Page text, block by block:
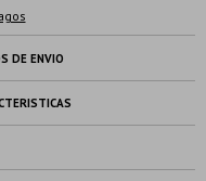
DE ENVIO